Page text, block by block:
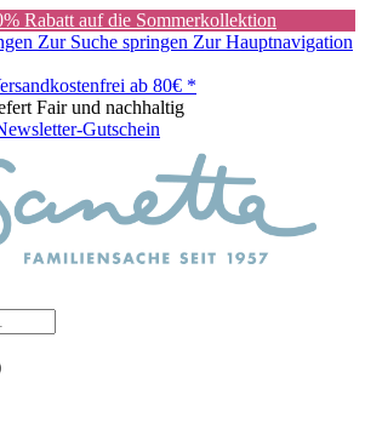
Rabatt auf die Sommerkollektion
Zur Suche springen Zur Hauptnavigation
ab 80€ *
Fair und nachhaltig
Gutschein